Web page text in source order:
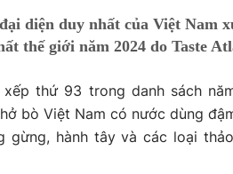
diện duy nhất của Việt Nam
thế giới năm 2024 do Taste
thứ 93 trong danh sách
bò Việt Nam có nước dùng
gừng, hành tây và các loại